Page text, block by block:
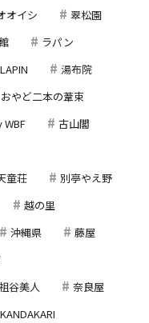
オイシ
翠松園
ラパン
LAPIN
湯布院
おやど二本の葦束
WBF
古山閣
童荘
別亭やえ野
越の里
沖縄県
藤屋
谷美人
奈良屋